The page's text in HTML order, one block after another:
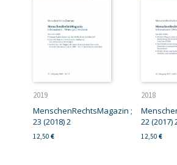
2019
MenschenRechtsMagazin ;
23 (2018) 2
12,50 €
2018
22 (2017)
12,50 €